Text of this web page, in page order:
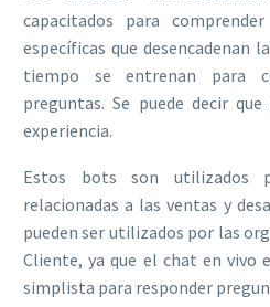
capacitados para
específicas que desencadenan
tiempo se entrenan para
preguntas. Se puede decir
experiencia.
Estos bots son utilizados
relacionadas a las ventas y
pueden ser utilizados por las
Cliente, ya que el chat en vivo
simplista para responder